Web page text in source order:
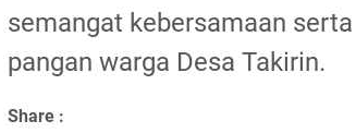
semangat kebersamaan
pangan warga Desa Takirin.
Share :